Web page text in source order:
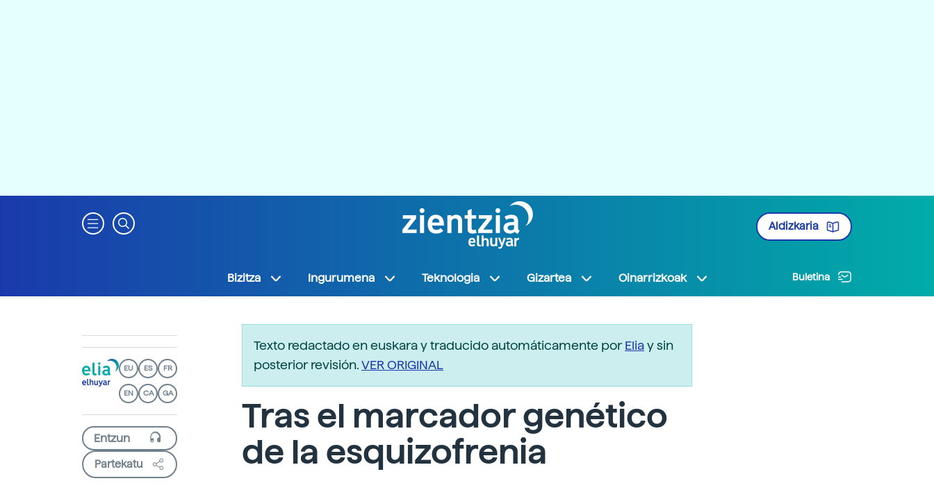
Aldizkaria
Bizitza Ingurumena Teknologia Gizartea Oinarrizkoak Buletina
EU ES FR
EN CA GA
Partekatu
Texto redactado en euskara y traducido automáticamente porEliay sin
posterior revisión.VER ORIGINAL
Tras el marcador genético
de la esquizofrenia